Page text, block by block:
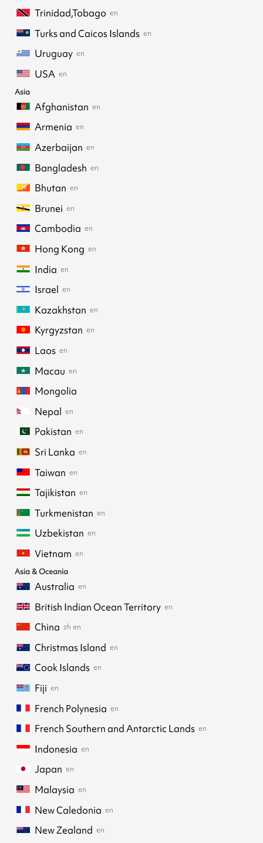
Trinidad,Tobago en
Turks and Caicos Islands en
Uruguay en
USA en
Asia
Afghanistan en
Armenia en
Azerbaijan en
Bangladesh en
Bhutan en
Brunei en
Cambodia en
Hong Kong en
India en
Israel en
Kazakhstan en
Kyrgyzstan en
Laos en
Macau en
Mongolia
Nepal en
Pakistan en
Sri Lanka en
Taiwan en
Tajikistan en
Turkmenistan en
Uzbekistan en
Vietnam en
Asia & Oceania
Australia en
British Indian Ocean Territory en
China zh en
Christmas Island en
Cook Islands en
Fiji en
French Polynesia en
French Southern and Antarctic Lands en
Indonesia en
Japan en
Malaysia en
New Caledonia en
New Zealand en